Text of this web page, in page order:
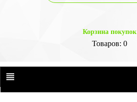
Корзина покупок
Товаров: 0